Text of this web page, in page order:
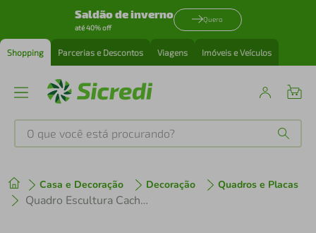
Saldão de inverno
até 40% off
Quero
Shopping Parcerias e Descontos Viagens Imóveis e Veículos
O que você está procurando?
Casa e Decoração Decoração Quadros e Placas
Quadro Escultura Cachorro Pug One Line 100x87 Branco
1º tenis